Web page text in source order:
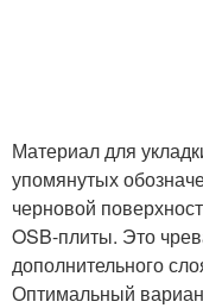
Материал для
упомянутых
черновой
OSB-плиты. Это
дополнительного
Оптимальный